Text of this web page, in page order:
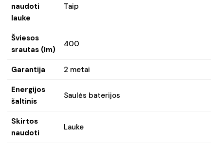
naudoti
lauke
Taip
Šviesos
srautas (lm)
400
Garantija 2 metai
Energijos
šaltinis
Saulės baterijos
Skirtos
naudoti
Lauke